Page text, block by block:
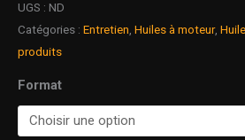
UGS : ND
Catégories : Entretien Huiles à moteur,
produits
Format